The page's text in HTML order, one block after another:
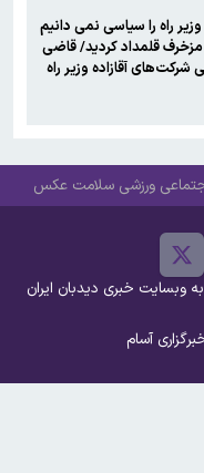
راه را سیاسی نمی دانیم
قلمداد کردید/ قاضی
شرکت‌های آقازاده وزیر راه
آقای آخوندی را تکذیب
ورزشی سلامت عکس
خبری دیدبان ایران
آسام